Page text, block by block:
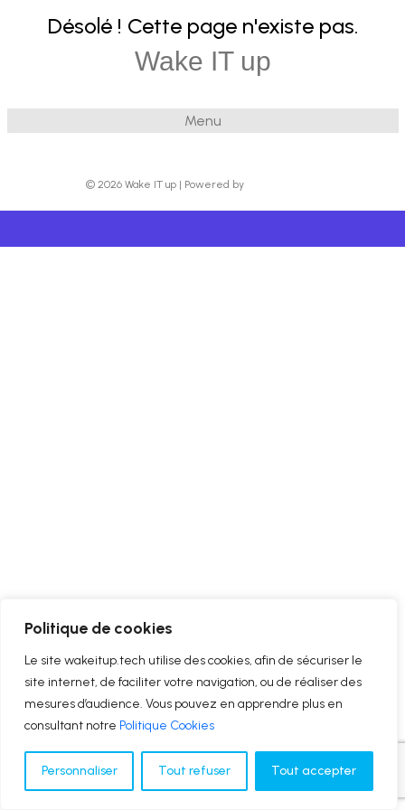
Politique de cookies
Le site wakeitup.tech utilise des cookies, afin de sécuriser le
site internet, de faciliter votre navigation, ou de réaliser des
mesures d’audience. Vous pouvez en apprendre plus en
consultant notre Politique Cookies
Personnaliser Tout refuser Tout accepter
Wake IT up
Menu
Désolé ! Cette page n'existe pas.
© 2026 Wake IT up | Powered by